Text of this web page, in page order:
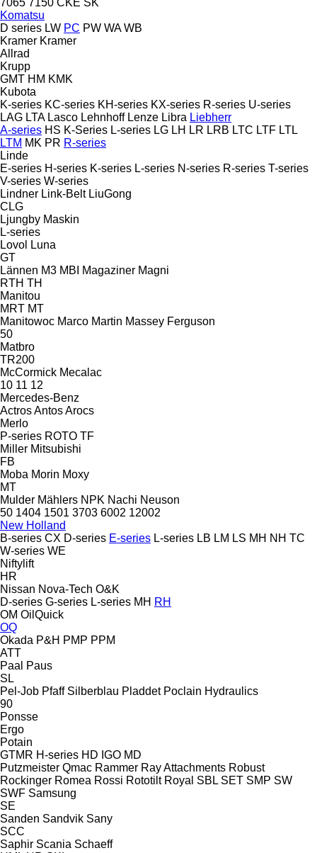
Komatsu
D series LW PC PW WA WB
Kramer Kramer
Allrad
Krupp
GMT HM KMK
Kubota
K-series KC-series KH-series KX-series R-series U-series
LAG LTA Lasco Lehnhoff Lenze Libra Liebherr
A-series HS K-Series L-series LG LH LR LRB LTC LTF LTL
LTM MK PR R-series
Linde
E-series H-series K-series L-series N-series R-series T-series
V-series W-series
Lindner Link-Belt LiuGong
CLG
Ljungby Maskin
L-series
Lovol
Luna
GT
Lännen M3 MBI Magaziner Magni
RTH TH
Manitou
MRT MT
Manitowoc Marco Martin Massey Ferguson
50
Matbro
TR200
McCormick Mecalac
10 11 12
Mercedes-Benz
ActrosAntosArocs
Merlo
P-series ROTO TF
Miller Mitsubishi
FB
Moba Morin Moxy
MT
Mulder Mählers NPK Nachi Neuson
50 1404 1501 3703 6002 12002
New Holland
B-series CX D-series E-series L-series LB LM LS MH NH TC
W-series WE
Niftylift
HR
Nissan Nova-Tech O&K
D-series G-series L-series MH RH
OM OilQuick
OQ
Okada P&H PMP PPM
ATT
Paal
Paus
SL
Pel-Job Pfaff Silberblau Pladdet Poclain Hydraulics
90
Ponsse
Ergo
Potain
GTMR H-series HD IGO MD
Putzmeister Qmac Rammer Ray Attachments Robust
Rockinger Romea Rossi Rototilt Royal SBL SET SMP SW
SWF Samsung
SE
Sanden Sandvik Sany
SCC
Saphir Scania Schaeff